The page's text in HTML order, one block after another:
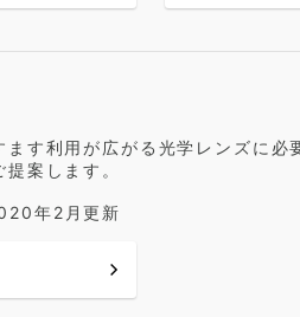
ます利用が広がる光学レンズに
案します。
年2月更新